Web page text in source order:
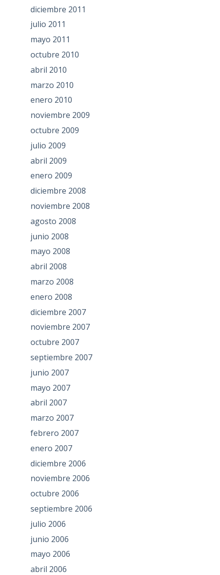
diciembre 2011
julio 2011
mayo 2011
octubre 2010
abril 2010
marzo 2010
enero 2010
noviembre 2009
octubre 2009
julio 2009
abril 2009
enero 2009
diciembre 2008
noviembre 2008
agosto 2008
junio 2008
mayo 2008
abril 2008
marzo 2008
enero 2008
diciembre 2007
noviembre 2007
octubre 2007
septiembre 2007
junio 2007
mayo 2007
abril 2007
marzo 2007
febrero 2007
enero 2007
diciembre 2006
noviembre 2006
octubre 2006
septiembre 2006
julio 2006
junio 2006
mayo 2006
abril 2006